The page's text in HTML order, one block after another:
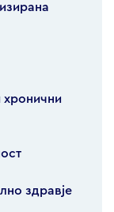
хронични
здравје